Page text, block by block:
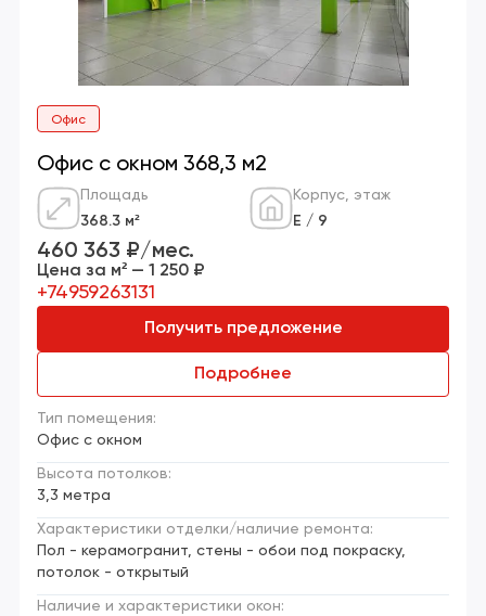
Офис
Офис с окном 368,3 м2
Площадь
368.3 м²
Корпус, этаж
Е / 9
Тип помещения:
Офис с окном
Высота потолков:
3,3 метра
Характеристики отделки/наличие ремонта:
Пол - керамогранит, стены - обои под покраску,
потолок - открытый
Наличие и характеристики окон:
460 363 ₽/мес.
Цена за м² — 1 250 ₽
+74959263131
Получить предложение
Подробнее